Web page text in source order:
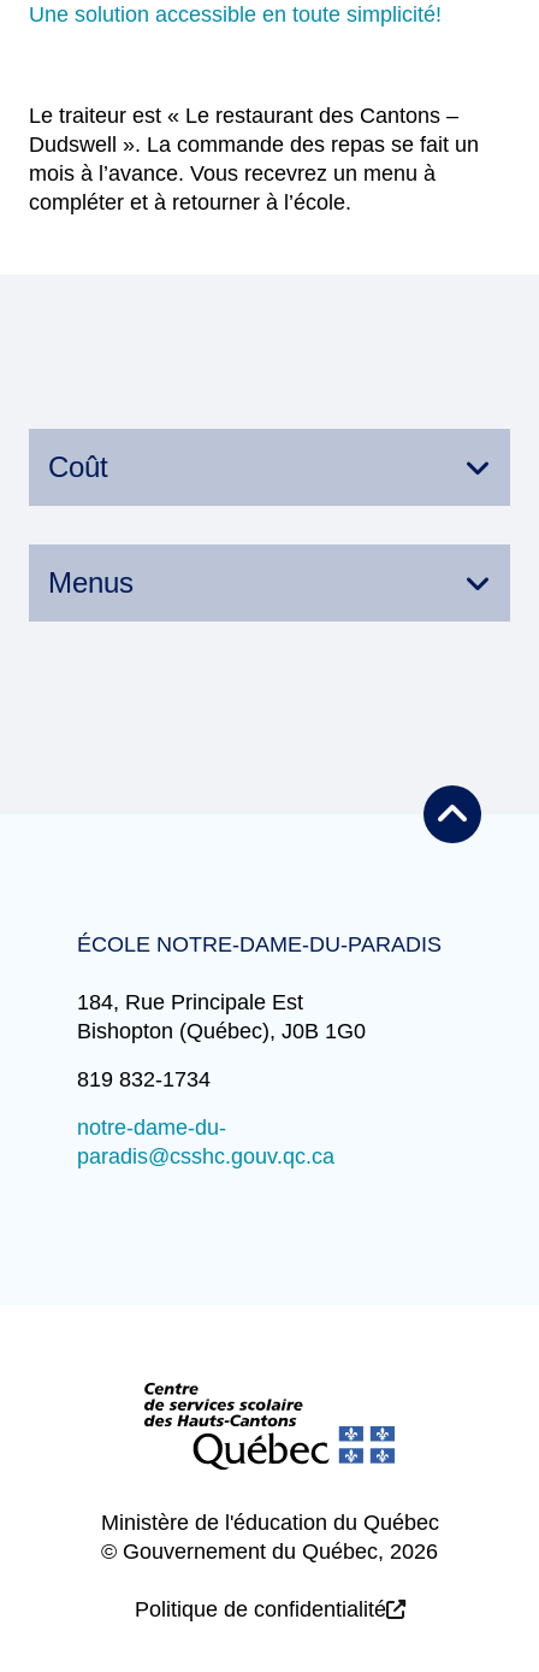
Une solution accessible en toute simplicité!
Le traiteur est « Le restaurant des Cantons –
Dudswell ». La commande des repas se fait un
mois à l’avance. Vous recevrez un menu à
compléter et à retourner à l’école.
Coût
Le coût est de 6,50$ par repas. Payable en
argent comptant ou par chèque au moment
de la commande.
Menus
ÉCOLE NOTRE-DAME-DU-PARADIS
184, Rue Principale Est
Bishopton (Québec), J0B 1G0
819 832-1734
notre-dame-du-
paradis@csshc.gouv.qc.ca
Ministère de l'éducation du Québec
© Gouvernement du Québec, 2026
Politique de confidentialité